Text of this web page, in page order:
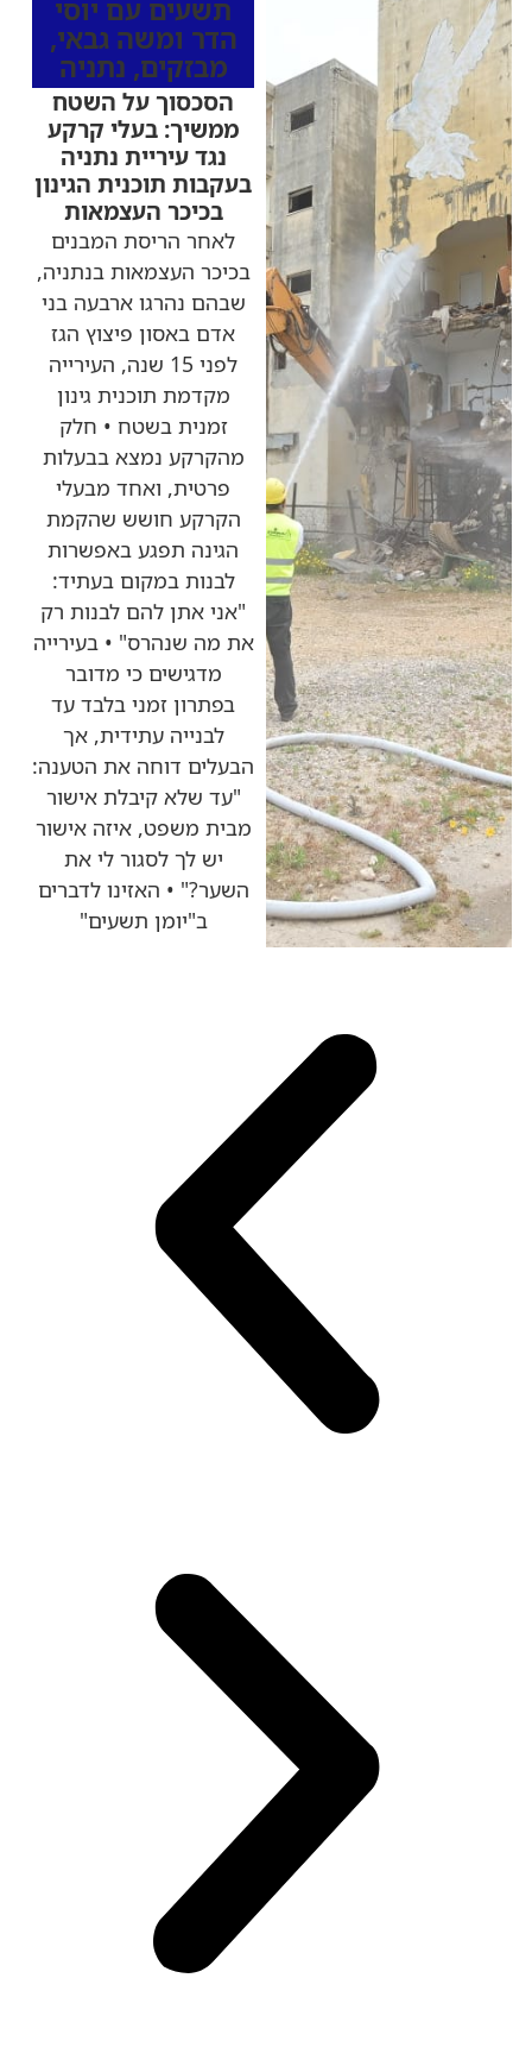
תשעים עם יוסי
הדר ומשה גבאי,
מבזקים, נתניה
הסכסוך על השטח
ממשיך: בעלי קרקע
נגד עיריית נתניה
בעקבות תוכנית הגינון
בכיכר העצמאות
לאחר הריסת המבנים
בכיכר העצמאות בנתניה,
שבהם נהרגו ארבעה בני
אדם באסון פיצוץ הגז
לפני 15 שנה, העירייה
מקדמת תוכנית גינון
זמנית בשטח • חלק
מהקרקע נמצא בבעלות
פרטית, ואחד מבעלי
הקרקע חושש שהקמת
הגינה תפגע באפשרות
לבנות במקום בעתיד:
"אני אתן להם לבנות רק
את מה שנהרס" • בעירייה
מדגישים כי מדובר
בפתרון זמני בלבד עד
לבנייה עתידית, אך
הבעלים דוחה את הטענה:
"עד שלא קיבלת אישור
מבית משפט, איזה אישור
יש לך לסגור לי את
השער?" • האזינו לדברים
ב"יומן תשעים"